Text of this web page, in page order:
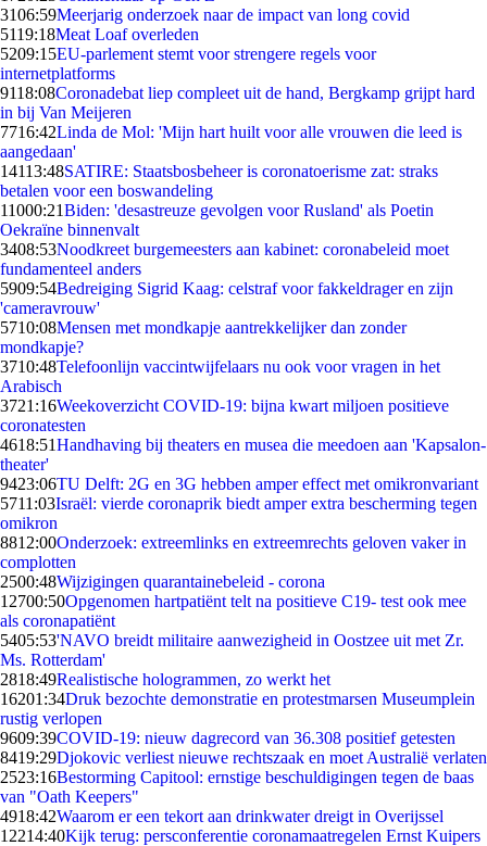
3106:59Meerjarig onderzoek naar de impact van long covid
5119:18Meat Loaf overleden
5209:15EU-parlement stemt voor strengere regels voor
internetplatforms
9118:08Coronadebat liep compleet uit de hand, Bergkamp grijpt hard
in bij Van Meijeren
7716:42Linda de Mol: 'Mijn hart huilt voor alle vrouwen die leed is
aangedaan'
14113:48SATIRE: Staatsbosbeheer is coronatoerisme zat: straks
betalen voor een boswandeling
11000:21Biden: 'desastreuze gevolgen voor Rusland' als Poetin
Oekraïne binnenvalt
3408:53Noodkreet burgemeesters aan kabinet: coronabeleid moet
fundamenteel anders
5909:54Bedreiging Sigrid Kaag: celstraf voor fakkeldrager en zijn
'cameravrouw'
5710:08Mensen met mondkapje aantrekkelijker dan zonder
mondkapje?
3710:48Telefoonlijn vaccintwijfelaars nu ook voor vragen in het
Arabisch
3721:16Weekoverzicht COVID-19: bijna kwart miljoen positieve
coronatesten
4618:51Handhaving bij theaters en musea die meedoen aan 'Kapsalon-
theater'
9423:06TU Delft: 2G en 3G hebben amper effect met omikronvariant
5711:03Israël: vierde coronaprik biedt amper extra bescherming tegen
omikron
8812:00Onderzoek: extreemlinks en extreemrechts geloven vaker in
complotten
2500:48Wijzigingen quarantainebeleid - corona
12700:50Opgenomen hartpatiënt telt na positieve C19- test ook mee
als coronapatiënt
5405:53'NAVO breidt militaire aanwezigheid in Oostzee uit met Zr.
Ms. Rotterdam'
2818:49Realistische hologrammen, zo werkt het
16201:34Druk bezochte demonstratie en protestmarsen Museumplein
rustig verlopen
9609:39COVID-19: nieuw dagrecord van 36.308 positief getesten
8419:29Djokovic verliest nieuwe rechtszaak en moet Australië verlaten
2523:16Bestorming Capitool: ernstige beschuldigingen tegen de baas
van "Oath Keepers"
4918:42Waarom er een tekort aan drinkwater dreigt in Overijssel
12214:40Kijk terug: persconferentie coronamaatregelen Ernst Kuipers